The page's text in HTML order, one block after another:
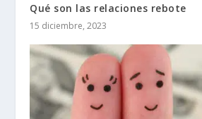
Qué son las relaciones rebote
15 diciembre, 2023